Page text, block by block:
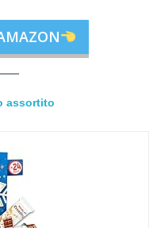
assortito